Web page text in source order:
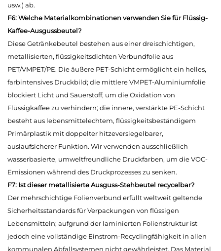
usw.) ab.
F6: Welche Materialkombinationen verwenden Sie für Flüssig-
Kaffee-Ausgussbeutel?
Diese Getränkebeutel bestehen aus einer dreischichtigen,
metallisierten, flüssigkeitsdichten Verbundfolie aus
PET/VMPET/PE. Die äußere PET-Schicht ermöglicht ein helles,
farbintensives Druckbild; die mittlere VMPET-Aluminiumfolie
blockiert Licht und Sauerstoff, um die Oxidation von
Flüssigkaffee zu verhindern; die innere, verstärkte PE-Schicht
besteht aus lebensmittelechtem, flüssigkeitsbeständigem
Primärplastik mit doppelter hitzeversiegelbarer,
auslaufsicherer Funktion. Wir verwenden ausschließlich
wasserbasierte, umweltfreundliche Druckfarben, um die VOC-
Emissionen während des Druckprozesses zu senken.
F7: Ist dieser metallisierte Ausguss-Stehbeutel recycelbar?
Der mehrschichtige Folienverbund erfüllt weltweit geltende
Sicherheitsstandards für Verpackungen von flüssigen
Lebensmitteln; aufgrund der laminierten Folienstruktur ist
jedoch eine vollständige Einstrom-Recyclingfähigkeit in allen
kommunalen Abfallsystemen nicht gewährleistet. Das Material